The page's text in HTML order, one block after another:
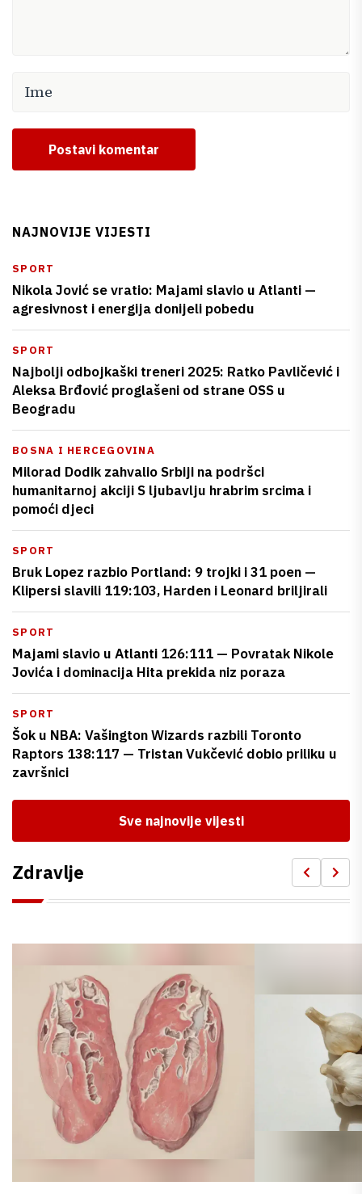
Postavi komentar
NAJNOVIJE VIJESTI
SPORT
Nikola Jović se vratio: Majami slavio u Atlanti —
agresivnost i energija donijeli pobedu
SPORT
Najbolji odbojkaški treneri 2025: Ratko Pavličević i
Aleksa Brđović proglašeni od strane OSS u
Beogradu
BOSNA I HERCEGOVINA
Milorad Dodik zahvalio Srbiji na podršci
humanitarnoj akciji S ljubavlju hrabrim srcima i
pomoći djeci
SPORT
Bruk Lopez razbio Portland: 9 trojki i 31 poen —
Klipersi slavili 119:103, Harden i Leonard briljirali
SPORT
Majami slavio u Atlanti 126:111 — Povratak Nikole
Jovića i dominacija Hita prekida niz poraza
SPORT
Šok u NBA: Vašington Wizards razbili Toronto
Raptors 138:117 — Tristan Vukčević dobio priliku u
završnici
Sve najnovije vijesti
Zdravlje